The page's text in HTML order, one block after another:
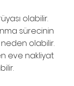
olabilir.
sürecinin
neden olabilir.
eve nakliyat